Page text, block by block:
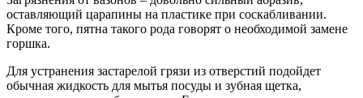
оставляющий царапины на пластике при соскабливании.
Кроме того, пятна такого рода говорят о необходимой замене
горшка.
Для устранения застарелой грязи из отверстий подойдет
обычная жидкость для мытья посуды и зубная щетка,